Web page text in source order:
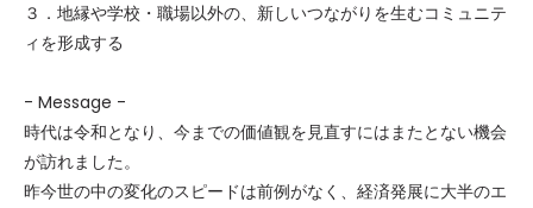
３．地縁や学校・職場以外の、新しいつながりを生むコミュニテ
ィを形成する
- Message -
時代は令和となり、今までの価値観を見直すにはまたとない機会
が訪れました。
昨今世の中の変化のスピードは前例がなく、経済発展に大半のエ